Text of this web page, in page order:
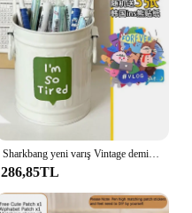
Sharkbang yeni varış Vintage demir kalemlik büyük kapasiteli masa düzenleyici saklama kutusu Kawaii makyaj fırça tutucu kendi başına yap çıkartma
286,85TL